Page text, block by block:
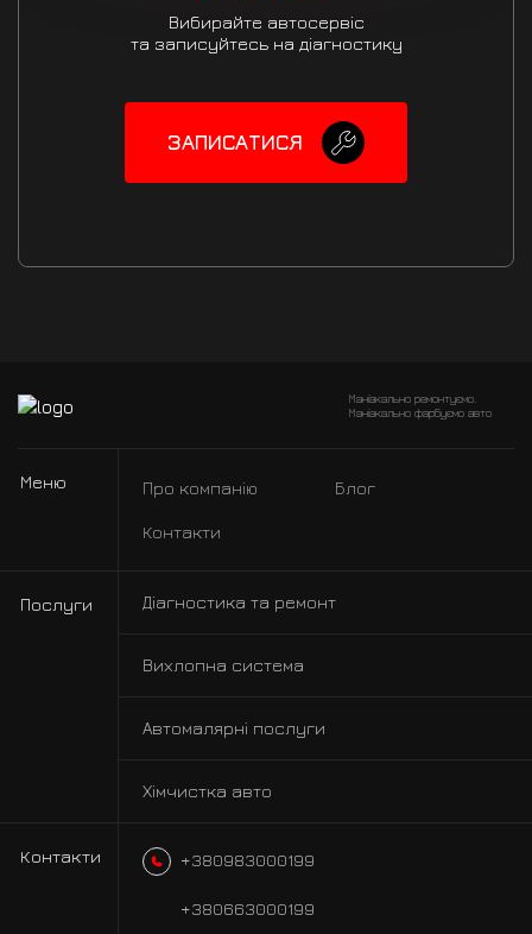
Вибирайте автосервіс
та записуйтесь на діагностику
ЗАПИСАТИСЯ
Маніакально ремонтуємо.
Маніакально фарбуємо авто
Меню Про компанію
Контакти
Блог
Послуги Діагностика та ремонт
Вихлопна система
Автомалярні послуги
Хімчистка авто
Контакти +380983000199
+380663000199